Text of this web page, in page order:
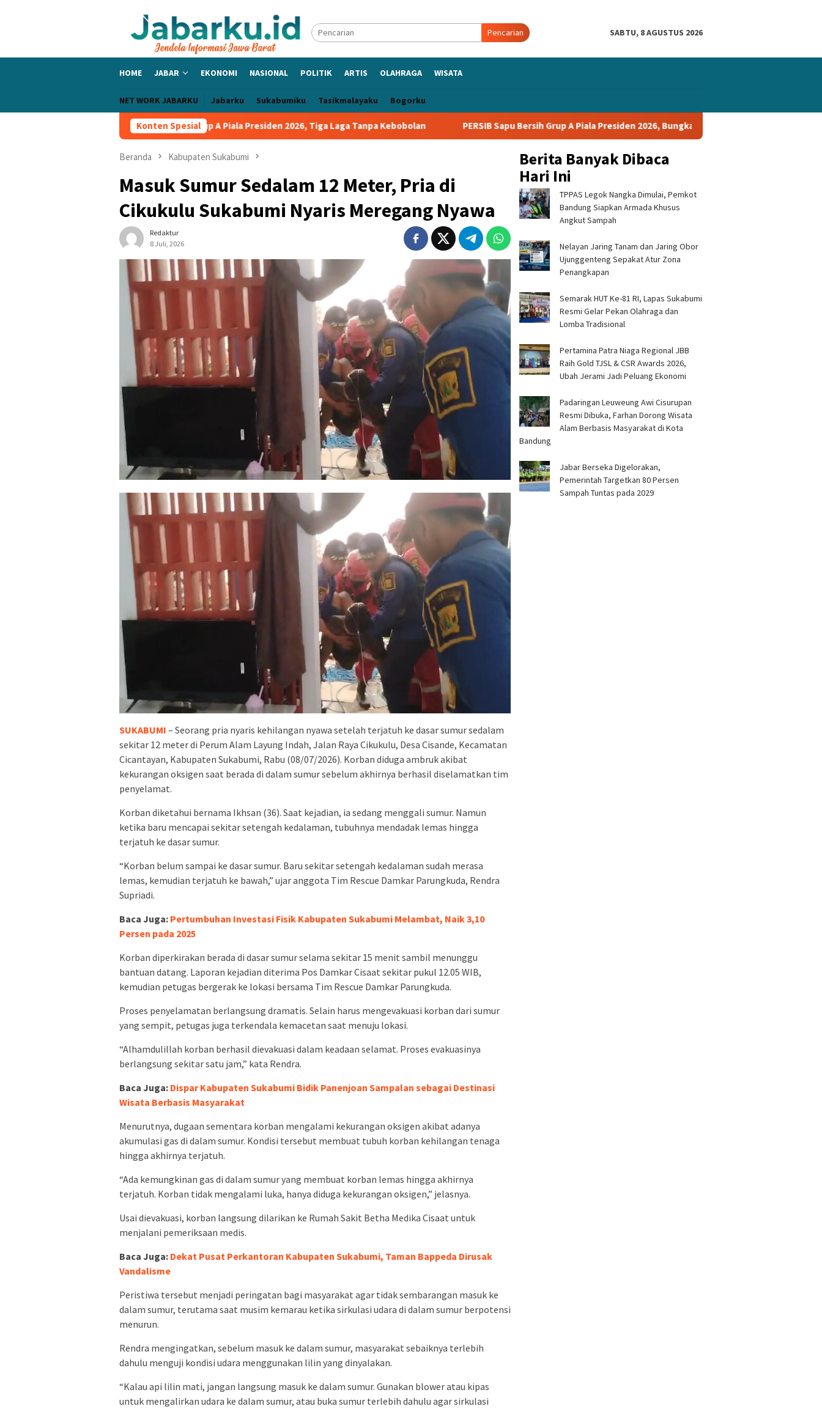
Pencarian SABTU, 8 AGUSTUS 2026
HOME JABAR EKONOMI NASIONAL POLITIK ARTIS OLAHRAGA WISATA
NET WORK JABARKU Jabarku Sukabumiku Tasikmalayaku Bogorku
Konten Spesial
Bangga PERSIB Sapu Bersih Grup A Piala Presiden 2026, Tiga Laga Tanpa Kebobolan PERSIB Sapu Bersih Grup A Piala Presiden 2026, Bungkam Tampines Rovers 1-0 dan Lolos ke Semifinal
Beranda Kabupaten Sukabumi
Masuk Sumur Sedalam 12 Meter, Pria di
Cikukulu Sukabumi Nyaris Meregang Nyawa
Redaktur
8 Juli, 2026
SUKABUMI – Seorang pria nyaris kehilangan nyawa setelah terjatuh ke dasar sumur sedalam
sekitar 12 meter di Perum Alam Layung Indah, Jalan Raya Cikukulu, Desa Cisande, Kecamatan
Cicantayan, Kabupaten Sukabumi, Rabu (08/07/2026). Korban diduga ambruk akibat
kekurangan oksigen saat berada di dalam sumur sebelum akhirnya berhasil diselamatkan tim
penyelamat.
Korban diketahui bernama Ikhsan (36). Saat kejadian, ia sedang menggali sumur. Namun
ketika baru mencapai sekitar setengah kedalaman, tubuhnya mendadak lemas hingga
terjatuh ke dasar sumur.
“Korban belum sampai ke dasar sumur. Baru sekitar setengah kedalaman sudah merasa
lemas, kemudian terjatuh ke bawah,” ujar anggota Tim Rescue Damkar Parungkuda, Rendra
Supriadi.
Baca Juga: Pertumbuhan Investasi Fisik Kabupaten Sukabumi Melambat, Naik 3,10
Persen pada 2025
Korban diperkirakan berada di dasar sumur selama sekitar 15 menit sambil menunggu
bantuan datang. Laporan kejadian diterima Pos Damkar Cisaat sekitar pukul 12.05 WIB,
kemudian petugas bergerak ke lokasi bersama Tim Rescue Damkar Parungkuda.
Proses penyelamatan berlangsung dramatis. Selain harus mengevakuasi korban dari sumur
yang sempit, petugas juga terkendala kemacetan saat menuju lokasi.
“Alhamdulillah korban berhasil dievakuasi dalam keadaan selamat. Proses evakuasinya
berlangsung sekitar satu jam,” kata Rendra.
Baca Juga: Dispar Kabupaten Sukabumi Bidik Panenjoan Sampalan sebagai Destinasi
Wisata Berbasis Masyarakat
Menurutnya, dugaan sementara korban mengalami kekurangan oksigen akibat adanya
akumulasi gas di dalam sumur. Kondisi tersebut membuat tubuh korban kehilangan tenaga
hingga akhirnya terjatuh.
“Ada kemungkinan gas di dalam sumur yang membuat korban lemas hingga akhirnya
terjatuh. Korban tidak mengalami luka, hanya diduga kekurangan oksigen,” jelasnya.
Usai dievakuasi, korban langsung dilarikan ke Rumah Sakit Betha Medika Cisaat untuk
menjalani pemeriksaan medis.
Baca Juga: Dekat Pusat Perkantoran Kabupaten Sukabumi, Taman Bappeda Dirusak
Vandalisme
Peristiwa tersebut menjadi peringatan bagi masyarakat agar tidak sembarangan masuk ke
dalam sumur, terutama saat musim kemarau ketika sirkulasi udara di dalam sumur berpotensi
menurun.
Rendra mengingatkan, sebelum masuk ke dalam sumur, masyarakat sebaiknya terlebih
dahulu menguji kondisi udara menggunakan lilin yang dinyalakan.
“Kalau api lilin mati, jangan langsung masuk ke dalam sumur. Gunakan blower atau kipas
untuk mengalirkan udara ke dalam sumur, atau buka sumur terlebih dahulu agar sirkulasi
Berita Banyak Dibaca
Hari Ini
TPPAS Legok Nangka Dimulai, Pemkot
Bandung Siapkan Armada Khusus
Angkut Sampah
Nelayan Jaring Tanam dan Jaring Obor
Ujunggenteng Sepakat Atur Zona
Penangkapan
Semarak HUT Ke-81 RI, Lapas Sukabumi
Resmi Gelar Pekan Olahraga dan
Lomba Tradisional
Pertamina Patra Niaga Regional JBB
Raih Gold TJSL & CSR Awards 2026,
Ubah Jerami Jadi Peluang Ekonomi
Padaringan Leuweung Awi Cisurupan
Resmi Dibuka, Farhan Dorong Wisata
Alam Berbasis Masyarakat di Kota
Bandung
Jabar Berseka Digelorakan,
Pemerintah Targetkan 80 Persen
Sampah Tuntas pada 2029